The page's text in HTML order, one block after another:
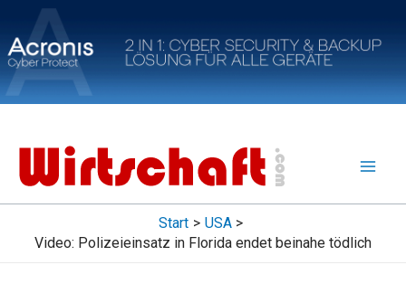
Inhalt
springen
Start
USA
Video: Polizeieinsatz in Florida endet beinahe tödlich